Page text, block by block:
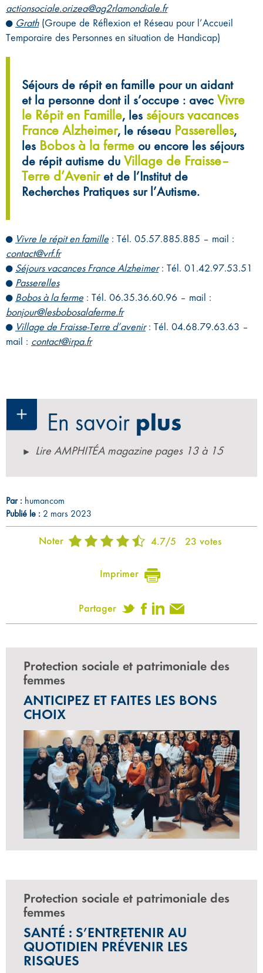
actionsociale.orizea@ag2rlamondiale.fr
Grath(Groupe de Réflexion et Réseau pour l’Accueil
Temporaire des Personnes en situation de Handicap)
Séjours de répit en famille pour un aidant
et la personne dont il s’occupe : avec Vivre
le Répit en Famille, les séjours vacances
France Alzheimer, le réseau Passerelles,
les Bobos à la ferme ou encore les séjours
de répit autisme du Village de Fraisse–
Terre d’Aveniret de l’Institut de
Recherches Pratiques sur l’Autisme.
Vivre le répit en famille : Tél. 05.57.885.885 – mail :
contact@vrf.fr
Séjours vacances France Alzheimer: Tél. 01.42.97.53.51
Passerelles
Bobos à la ferme : Tél. 06.35.36.60.96 – mail :
bonjour@lesbobosalaferme.fr
Village de Fraisse-Terre d’avenir: Tél. 04.68.79.63.63 –
mail : contact@irpa.fr
En savoir plus
Lire AMPHITÉA magazine pages 13 à 15
Par : humancom
Publié le : 2 mars 2023
Noter 4.7/5 23 votes
Imprimer
Partager
Protection sociale et patrimoniale des
femmes
ANTICIPEZ ET FAITES LES BONS
CHOIX
Protection sociale et patrimoniale des
femmes
SANTÉ : S’ENTRETENIR AU
QUOTIDIEN PRÉVENIR LES
RISQUES